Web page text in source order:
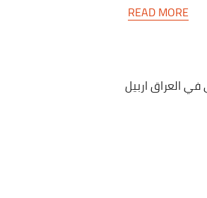
READ MORE